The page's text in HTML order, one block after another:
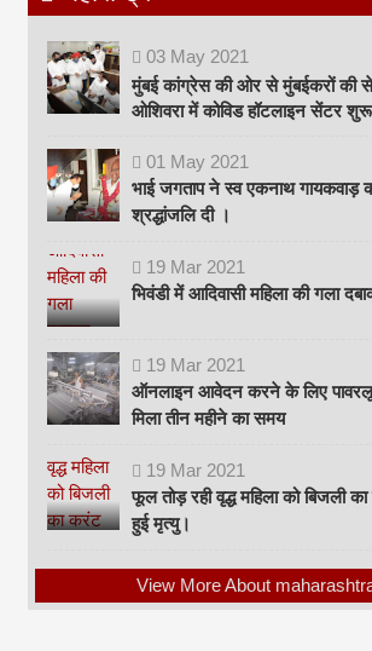
03 May 2021
मुंबई कांग्रेस की ओर से मुंबईकरों की
ओशिवरा में कोविड हॉटलाइन सेंटर शुरू
01 May 2021
भाई जगताप ने स्व एकनाथ गायकवाड़
श्रद्धांजलि दी ।
19 Mar 2021
भिवंडी में आदिवासी महिला की गला
19 Mar 2021
ऑनलाइन आवेदन करने के लिए
मिला तीन महीने का समय
19 Mar 2021
फूल तोड़ रही वृद्ध महिला को बिजली
हुई मृत्यु।
View More About